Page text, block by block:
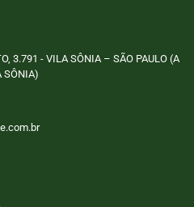
3.791 - VILA SÔNIA – SÃO PAULO (A
SÔNIA)